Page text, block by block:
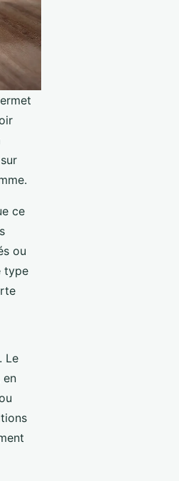
ce
ou
type
Le
en